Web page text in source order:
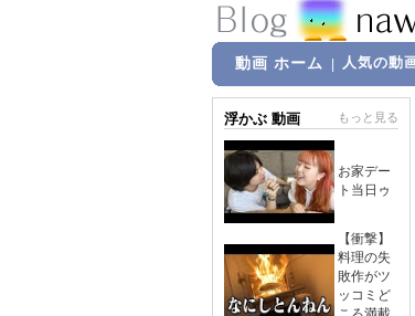
動画 ホーム 人気の動
浮かぶ 動画 もっと見る
お家デー
ト当日ゥ
【衝撃】
料理の失
敗作がツ
ッコミど